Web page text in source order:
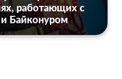
работающих с
Байконуром